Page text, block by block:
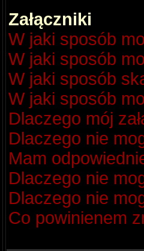
Załączniki
W jaki sposób
W jaki sposób
W jaki sposób
W jaki sposób
Dlaczego mój
Dlaczego nie
Mam
Dlaczego nie
Dlaczego nie
Co powinienem